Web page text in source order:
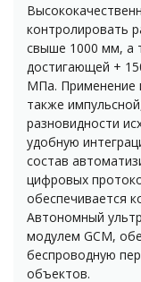
контролировать
свыше 1000 мм, а
достигающей +
МПа. Применение
также
разновидности
удобную
состав
цифровых
обеспечивается
Автономный
модулем GCM,
беспроводную
объектов.